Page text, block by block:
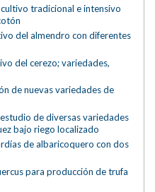
tradicional e intensivo
del almendro con diferentes
del cerezo; variedades,
de nuevas variedades de
de diversas variedades
bajo riego localizado
de albaricoquero con dos
para producción de trufa